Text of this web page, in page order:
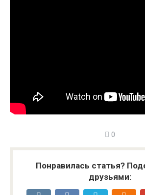
0
Понравилась статья?
друзьями: